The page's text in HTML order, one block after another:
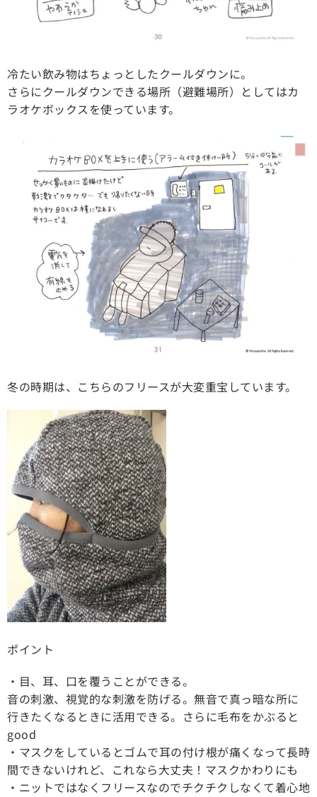
冷たい飲み物はちょっとしたクールダウンに。
さらにクールダウンできる場所（避難場所）としてはカ
ラオケボックスを使っています。
冬の時期は、こちらのフリースが大変重宝しています。
ポイント
・目、耳、口を覆うことができる。
音の刺激、視覚的な刺激を防げる。無音で真っ暗な所に
行きたくなるときに活用できる。さらに毛布をかぶると
good
・マスクをしているとゴムで耳の付け根が痛くなって長時
間できないけれど、これなら大丈夫！マスクかわりにも
・ニットではなくフリースなのでチクチクしなくて着心地